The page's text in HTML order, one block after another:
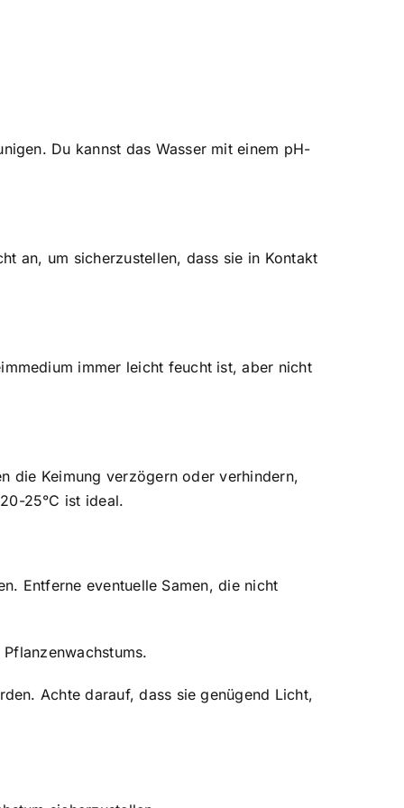
Du kannst das Wasser mit einem pH-
an, um sicherzustellen, dass sie in Kontakt
immer leicht feucht ist, aber nicht
die Keimung verzögern oder verhindern,
25°C ist ideal.
Entferne eventuelle Samen, die nicht
Achte darauf, dass sie genügend Licht,